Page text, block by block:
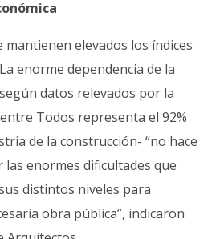
mantienen elevados los índices
enorme dependencia de la
datos relevados por la
Todos representa el 92%
de la construcción- “no hace
las enormes dificultades que
distintos niveles para
obra pública”, indicaron